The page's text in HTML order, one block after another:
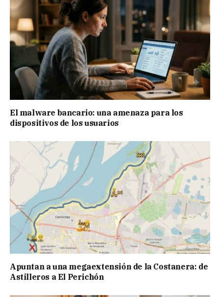
El malware bancario: una amenaza para los
dispositivos de los usuarios
Apuntan a una megaextensión de la Costanera: de
Astilleros a El Perichón